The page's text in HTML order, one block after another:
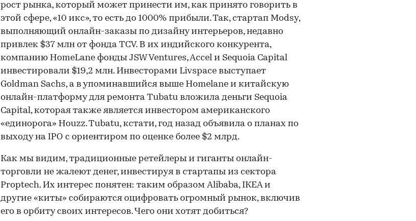
рост рынка, который может принести им, как принято говорить в
этой сфере, «10 икс», то есть до 1000% прибыли. Так, стартап Modsy,
выполняющий онлайн-заказы по дизайну интерьеров, недавно
привлек $37 млн от фонда TCV. В их индийского конкурента,
компанию HomeLane фонды JSW Ventures, Accel и Sequoia Capital
инвестировали $19,2 млн. Инвесторами Livspace выступает
Goldman Sachs, а в упоминавшийся выше Homelane и китайскую
онлайн-платформу для ремонта Tubatu вложила деньги Sequoia
Capital, которая также является инвестором американского
«единорога» Houzz. Tubatu, кстати, год назад объявила о планах по
выходу на IPO c ориентиром по оценке более $2 млрд.
Как мы видим, традиционные ретейлеры и гиганты онлайн-
торговли не жалеют денег, инвестируя в стартапы из сектора
Proptech. Их интерес понятен: таким образом Alibaba, IКЕА и
другие «киты» собираются оцифровать огромный рынок, включив
его в орбиту своих интересов. Чего они хотят добиться?